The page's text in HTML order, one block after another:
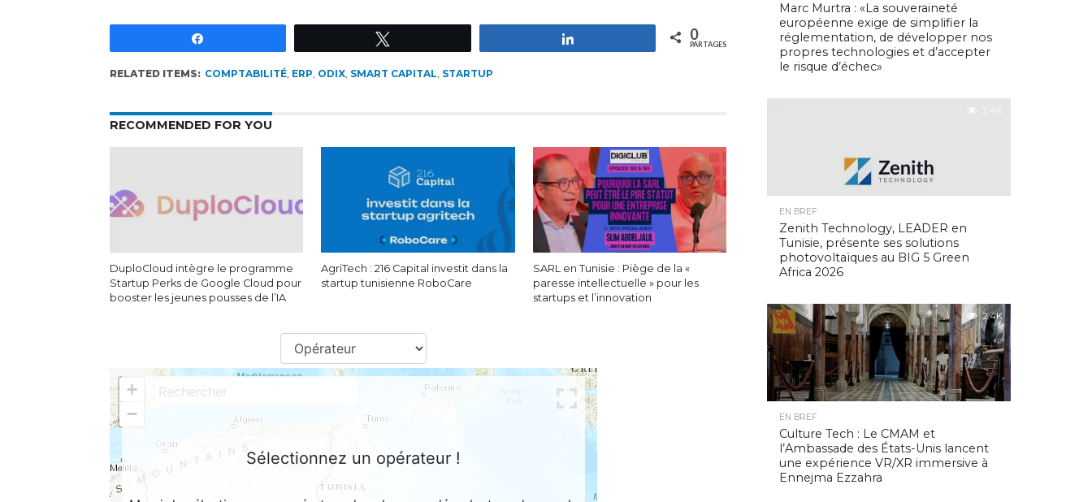
0
PARTAGES
RELATED ITEMS: COMPTABILITÉ, ERP, ODIX, SMART CAPITAL, STARTUP
RECOMMENDED FOR YOU
DuploCloud intègre le programme
Startup Perks de Google Cloud pour
booster les jeunes pousses de l’IA
AgriTech : 216 Capital investit dans la
startup tunisienne RoboCare
SARL en Tunisie : Piège de la «
paresse intellectuelle » pour les
startups et l’innovation
Marc Murtra : «La souveraineté
européenne exige de simplifier la
réglementation, de développer nos
propres technologies et d’accepter
le risque d’échec»
2.4K
EN BREF
Zenith Technology, LEADER en
Tunisie, présente ses solutions
photovoltaïques au BIG 5 Green
Africa 2026
2.4K
EN BREF
Culture Tech : Le CMAM et
l’Ambassade des États-Unis lancent
une expérience VR/XR immersive à
Ennejma Ezzahra